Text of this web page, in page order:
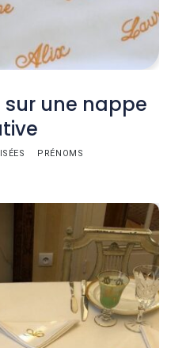
une nappe
PRÉNOMS